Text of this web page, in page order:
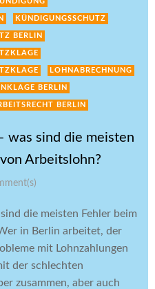
KÜNDIGUNGSSCHUTZ
BERLIN
LOHNABRECHNUNG
BERLIN
BERLIN
was sind die meisten
Arbeitslohn?
die meisten Fehler beim
in Berlin arbeitet, der
mit Lohnzahlungen
der schlechten
zusammen, aber auch